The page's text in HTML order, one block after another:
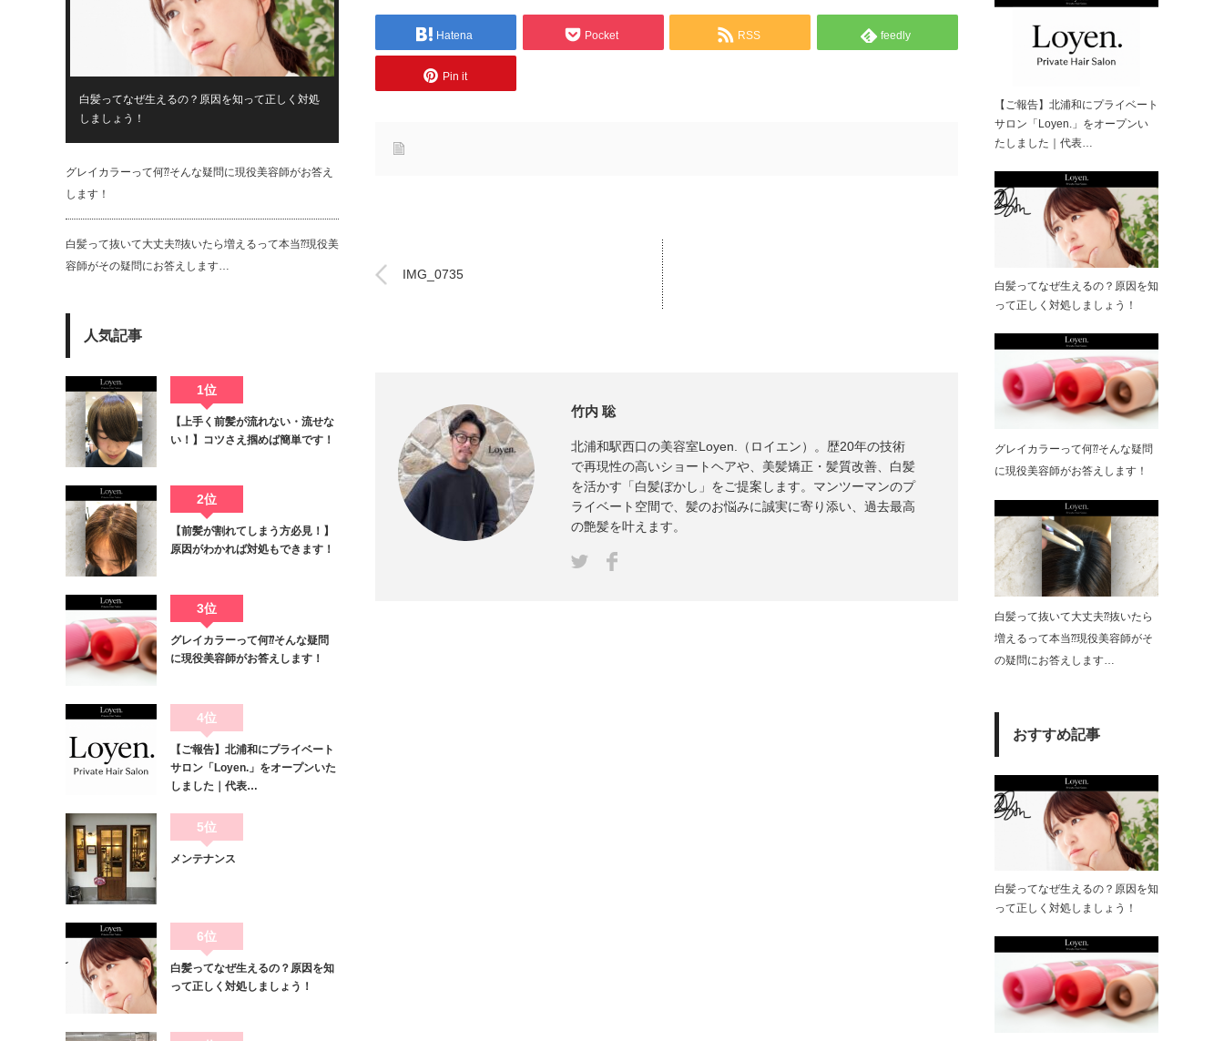
Hatena Pocket RSS feedly
Pin it
IMG_0735
竹内 聡
北浦和駅西口の美容室Loyen.（ロイエン）。歴20年の技術
で再現性の高いショートヘアや、美髪矯正・髪質改善、白髪
を活かす「白髪ぼかし」をご提案します。マンツーマンのプ
ライベート空間で、髪のお悩みに誠実に寄り添い、過去最高
の艶髪を叶えます。
白髪ってなぜ生えるの？原因を知って正しく対処
しましょう！
グレイカラーって何⁇そんな疑問に現役美容師がお答え
します！
白髪って抜いて大丈夫⁇抜いたら増えるって本当⁇現役美
容師がその疑問にお答えします…
人気記事
1位
【上手く前髪が流れない・流せな
い！】コツさえ掴めば簡単です！
2位
【前髪が割れてしまう方必見！】
原因がわかれば対処もできます！
3位
グレイカラーって何⁇そんな疑問
に現役美容師がお答えします！
4位
【ご報告】北浦和にプライベート
サロン「Loyen.」をオープンいた
しました｜代表…
5位
メンテナンス
6位
白髪ってなぜ生えるの？原因を知
って正しく対処しましょう！
【ご報告】北浦和にプライベート
サロン「Loyen.」をオープンい
たしました｜代表…
白髪ってなぜ生えるの？原因を知
って正しく対処しましょう！
グレイカラーって何⁇そんな疑問
に現役美容師がお答えします！
白髪って抜いて大丈夫⁇抜いたら
増えるって本当⁇現役美容師がそ
の疑問にお答えします…
おすすめ記事
白髪ってなぜ生えるの？原因を知
って正しく対処しましょう！